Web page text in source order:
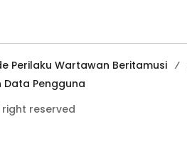
Perilaku Wartawan Beritamusi
Data Pengguna
right reserved